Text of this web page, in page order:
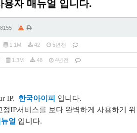
용자 매뉴얼 입니다.
8155
1.1M 42 5년전
1.3M 48 4년전
IP. 한국아이피 입니다.
정IP서비스를 보다 완벽하게 사용하기
얼 입니다.